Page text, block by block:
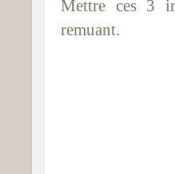
Mettre ces 3
remuant.